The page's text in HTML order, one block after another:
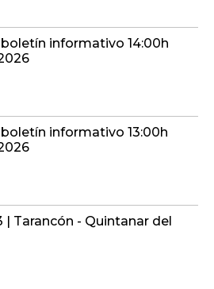
informativo 14:00h
informativo 13:00h
| Tarancón - Quintanar del